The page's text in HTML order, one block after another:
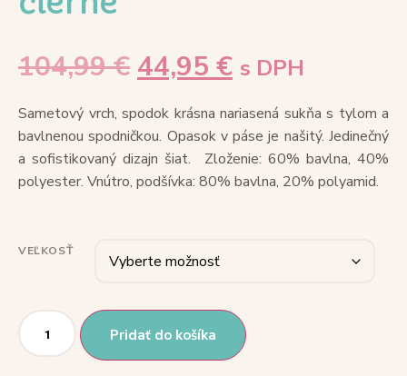
104,99€44,95€ s DPH
Sametový vrch, spodok krásna nariasená sukňa s tylom a
bavlnenou spodničkou. Opasok v páse je našitý. Jedinečný
a sofistikovaný dizajn šiat.
Zloženie: 60% bavlna, 40%
polyester. Vnútro, podšívka: 80% bavlna, 20% polyamid.
VEĽKOSŤ
Pridať do košíka